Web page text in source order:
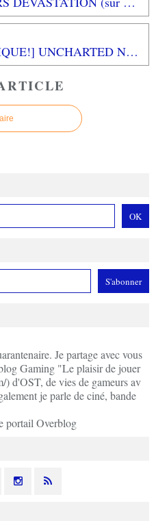
[OH LA LA CETTE MUSIQUE!] UNCHARTED Nate's Theme par Greg Edmonson
Je partage avec vous
Gaming "Le plaisir de jouer
d'OST, de vies de gameurs av
je parle de ciné, bande
portail Overblog